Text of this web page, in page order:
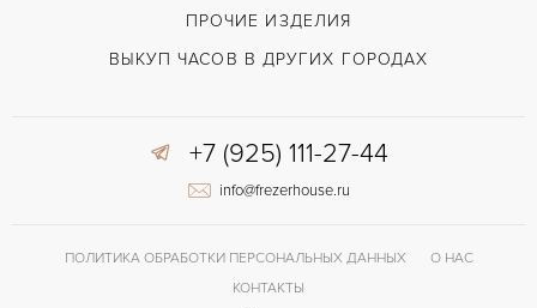
ВОЗМОЖНОСТИ ДОСТАВКИ С документами, С футляром
ЦВЕТ БРАСЛЕТА
КАЛИБР/МЕХАНИЗМ
ПРОЧИЕ ИЗДЕЛИЯ
ВЫКУП ЧАСОВ В ДРУГИХ ГОРОДАХ
+7 (925) 111-27-44
info@frezerhouse.ru
ПОЛИТИКА ОБРАБОТКИ ПЕРСОНАЛЬНЫХ ДАННЫХ
О НАС
КОНТАКТЫ